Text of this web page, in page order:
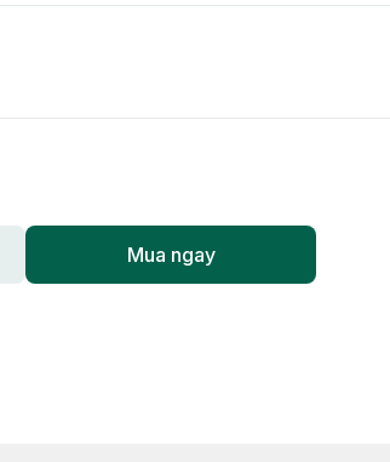
Mua ngay